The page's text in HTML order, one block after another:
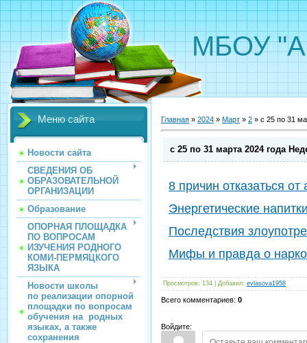
МБОУ
Меню сайта
Новости сайта
СВЕДЕНИЯ ОБ
ОБРАЗОВАТЕЛЬНОЙ
ОРГАНИЗАЦИИ
Образование
ОПОРНАЯ ПЛОЩАДКА
ПО ВОПРОСАМ
ИЗУЧЕНИЯ РОДНОГО
КОМИ-ПЕРМЯЦКОГО
ЯЗЫКА
Новости школы
по реализации опорной
площадки по вопросам
обучения на родных
языках, а также
сохранения
Главная » 2024 » Март » 2 » с 25 по 31
с 25 по 31 марта 2024 года
8 причин отказаться от
Энергетические
Последствия
Мифы и правда о
Просмотров: 134 Добавил: evlasova1958
Всего комментариев: 0
Войдите: